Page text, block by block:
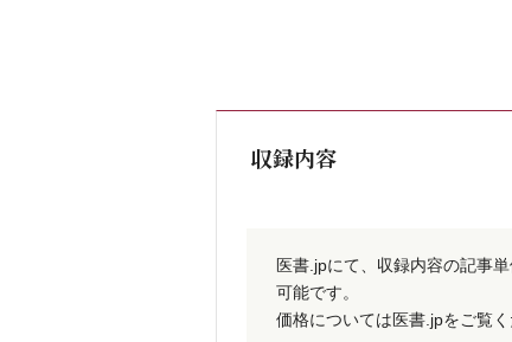
収録内容
医書.jpにて、収録内容の記事
可能です。
価格については医書.jpをご覧く